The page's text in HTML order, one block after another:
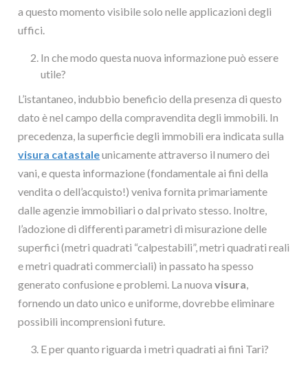
a questo momento visibile solo nelle applicazioni degli
uffici.
In che modo questa nuova informazione può essere
utile?
L’istantaneo, indubbio beneficio della presenza di questo
dato è nel campo della compravendita degli immobili. In
precedenza, la superficie degli immobili era indicata sulla
visura catastaleunicamente attraverso il numero dei
vani, e questa informazione (fondamentale ai fini della
vendita o dell’acquisto!) veniva fornita primariamente
dalle agenzie immobiliari o dal privato stesso. Inoltre,
l’adozione di differenti parametri di misurazione delle
superfici (metri quadrati “calpestabili”, metri quadrati reali
e metri quadrati commerciali) in passato ha spesso
generato confusione e problemi. La nuovavisura,
fornendo un dato unico e uniforme, dovrebbe eliminare
possibili incomprensioni future.
E per quanto riguarda i metri quadrati ai fini Tari?